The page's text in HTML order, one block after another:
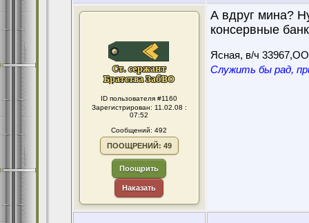
ID пользователя #1160
Зарегистрирован: 11.02.08 :
07:52
Сообщений: 492
ПООЩРЕНИЙ: 49
Поощрить
Наказать
А вдруг мина?
консервные
Ясная, в/ч
Служить бы рад,